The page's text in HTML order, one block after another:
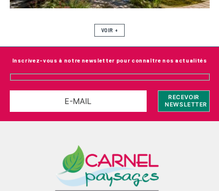
VOIR +
Inscrivez-vous à notre newsletter pour connaître nos actualités